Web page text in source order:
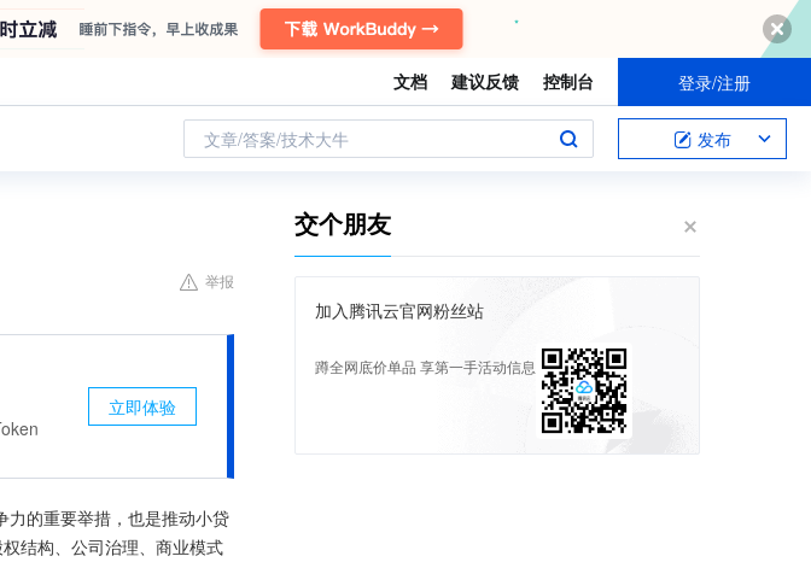
文档 建议反馈 控制台 登录/注册
文章/答案/技术大牛 发布
举报
立即体验
力的重要举措，也是推动小贷
结构、公司治理、商业模式
交个朋友
加入腾讯云官网粉丝站
蹲全网底价单品 享第一手活动信息